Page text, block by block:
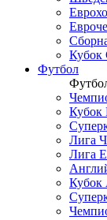
Кубок
Футбол
Кубок
Лига
Лига
Кубок